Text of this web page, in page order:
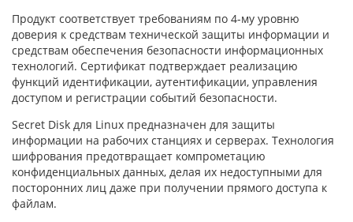
Продукт соответствует требованиям по 4-му уровню
доверия к средствам технической защиты информации и
средствам обеспечения безопасности информационных
технологий. Сертификат подтверждает реализацию
функций идентификации, аутентификации, управления
доступом и регистрации событий безопасности.
Secret Disk для Linux предназначен для защиты
информации на рабочих станциях и серверах. Технология
шифрования предотвращает компрометацию
конфиденциальных данных, делая их недоступными для
посторонних лиц даже при получении прямого доступа к
файлам.